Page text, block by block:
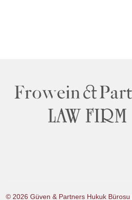
© 2026 Güven & Partners Hukuk Bürosu